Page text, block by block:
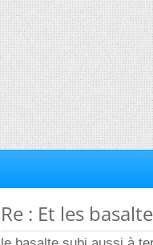
Re : Et les